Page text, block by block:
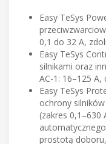
Easy TeSys
0,1 do 32 A,
Easy TeSys
silnikami oraz
AC-1: 16–125
Easy TeSys
ochrony
(zakres 0,1–630
prostotą